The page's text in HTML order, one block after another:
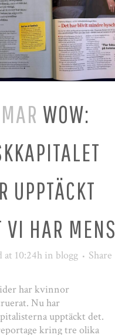
WOW:
UPPTÄCKT
VI HAR MENS
at 10:24h in blogg Share
har kvinnor
Nu har
upptäckt det.
kring tre olika